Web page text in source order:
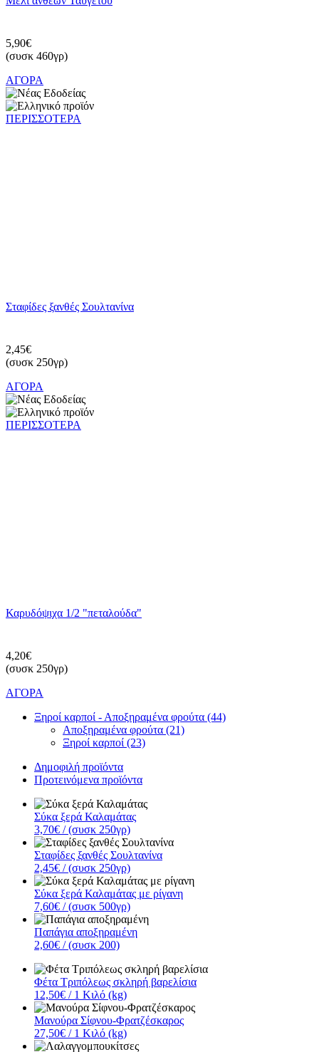
5,90€
(συσκ 460γρ)
ΑΓΟΡΑ
ΠΕΡΙΣΣΟΤΕΡΑ
Σταφίδες ξανθές Σουλτανίνα
2,45€
(συσκ 250γρ)
ΑΓΟΡΑ
ΠΕΡΙΣΣΟΤΕΡΑ
Καρυδόψιχα 1/2 "πεταλούδα"
4,20€
(συσκ 250γρ)
ΑΓΟΡΑ
Ξηροί καρποί - Αποξηραμένα φρούτα (44)
Αποξηραμένα φρούτα (21)
Ξηροί καρποί (23)
Δημοφιλή προϊόντα
Προτεινόμενα προϊόντα
Σύκα ξερά Καλαμάτας
3,70€ / (συσκ 250γρ)
Σταφίδες ξανθές Σουλτανίνα
2,45€ / (συσκ 250γρ)
Σύκα ξερά Καλαμάτας με ρίγανη
7,60€ / (συσκ 500γρ)
Παπάγια αποξηραμένη
2,60€ / (συσκ 200)
Φέτα Τριπόλεως σκληρή βαρελίσια
12,50€ / 1 Κιλό (kg)
Μανούρα Σίφνου-Φρατζέσκαρος
27,50€ / 1 Κιλό (kg)